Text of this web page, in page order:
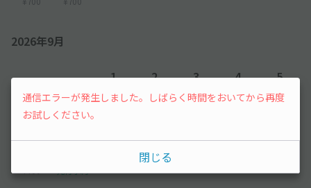
2026年9月
1 2 3 4 5
6
¥700
7
先行予約
通信エラーが発生しました。しばらく時間をおいてから再度
お試しください。
閉じる